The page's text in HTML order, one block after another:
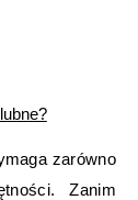
zarówno
Zanim